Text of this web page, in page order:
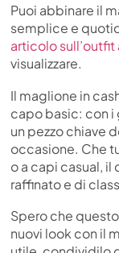
Puoi abbinare il
semplice e
articolo sull’outfit
visualizzare.
Il maglione in
capo basic: con i
un pezzo chiave
occasione. Che
o a capi casual, il
raffinato e di
Spero che
nuovi look con il